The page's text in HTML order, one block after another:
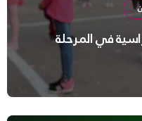
في المرحلة